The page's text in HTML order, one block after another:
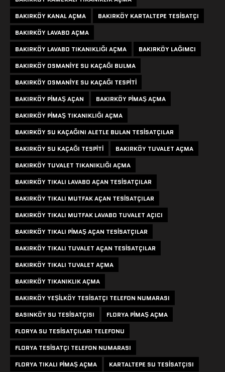
BAKIRKÖY KANAL AÇMA
BAKIRKÖY KARTALTEPE TESISATÇI
BAKIRKÖY LAVABO AÇMA
BAKIRKÖY LAVABO TIKANIKLIĞI AÇMA
BAKIRKÖY LAĞIMCI
BAKIRKÖY OSMANIYE SU KAÇAĞI BULMA
BAKIRKÖY OSMANIYE SU KAÇAĞI TESPITI
BAKIRKÖY PIMAŞ AÇAN
BAKIRKÖY PIMAŞ AÇMA
BAKIRKÖY PIMAŞ TIKANIKLIĞI AÇMA
BAKIRKÖY SU KAÇAĞINI ALETLE BULAN TESISATÇILAR
BAKIRKÖY SU KAÇAĞI TESPITI
BAKIRKÖY TUVALET AÇMA
BAKIRKÖY TUVALET TIKANIKLIĞI AÇMA
BAKIRKÖY TIKALI LAVABO AÇAN TESISATÇILAR
BAKIRKÖY TIKALI MUTFAK AÇAN TESISATÇILAR
BAKIRKÖY TIKALI MUTFAK LAVABO TUVALET AÇICI
BAKIRKÖY TIKALI PIMAŞ AÇAN TESISATÇILAR
BAKIRKÖY TIKALI TUVALET AÇAN TESISATÇILAR
BAKIRKÖY TIKALI TUVALET AÇMA
BAKIRKÖY TIKANIKLIK AÇMA
BAKIRKÖY YEŞILKÖY TESISATÇI TELEFON NUMARASI
BASINKÖY SU TESISATÇISI
FLORYA PIMAŞ AÇMA
FLORYA SU TESISATÇILARI TELEFONU
FLORYA TESISATÇI TELEFON NUMARASI
FLORYA TIKALI PIMAŞ AÇMA
KARTALTEPE SU TESISATÇISI